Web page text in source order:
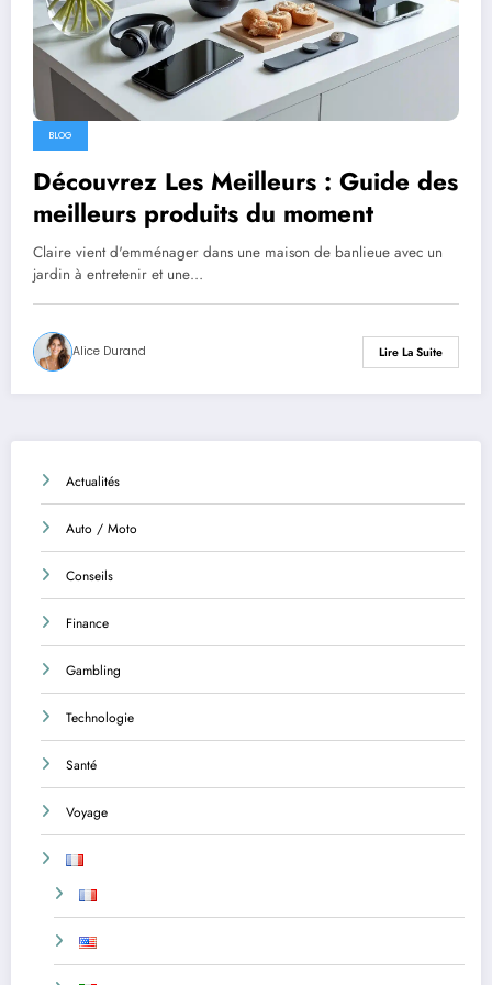
BLOG
Découvrez Les Meilleurs : Guide des
meilleurs produits du moment
Claire vient d'emménager dans une maison de banlieue avec un
jardin à entretenir et une…
Alice Durand Lire La Suite
Actualités
Auto / Moto
Conseils
Finance
Gambling
Technologie
Santé
Voyage